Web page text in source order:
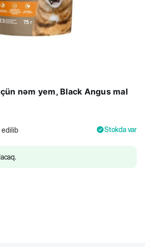
nəm yem, Black Angus mal
Stokda var